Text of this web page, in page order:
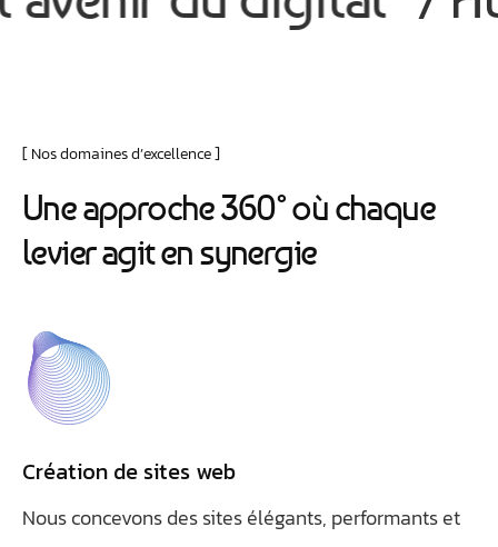
Nos domaines d’excellence
Uneapproche360°oùchaque
levieragitensynergie
Création de sites web
Nous concevons des sites élégants, performants et
Bienvenue chez Athorus Digital